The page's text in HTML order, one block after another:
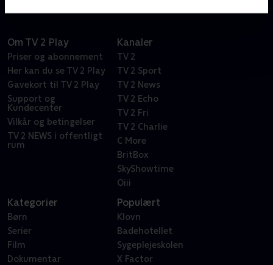
Om TV 2 Play
Priser og abonnement
Her kan du se TV 2 Play
Gavekort til TV 2 Play
Support og
Kundecenter
Vilkår og betingelser
TV 2 NEWS i offentligt
rum
Kanaler
TV 2
TV 2 Sport
TV 2 News
TV 2 Echo
TV 2 Fri
TV 2 Charlie
C More
BritBox
SkyShowtime
Oiii
Kategorier
Børn
Serier
Film
Dokumentar
Populært
Klovn
Badehotellet
Sygeplejeskolen
X Factor